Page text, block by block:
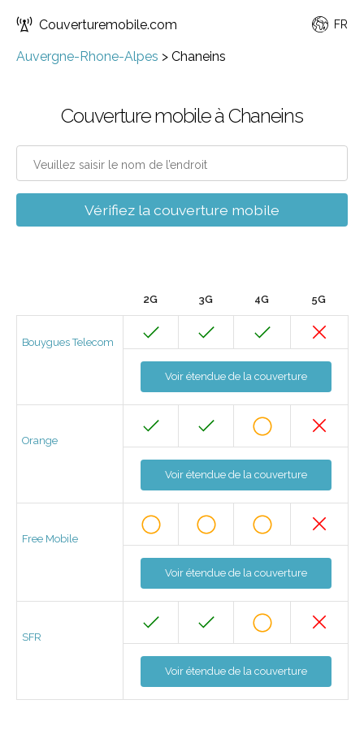
Couverturemobile.com FR
Auvergne-Rhone-Alpes > Chaneins
Couverture mobile à Chaneins
Vérifiez la couverture mobile
2G 3G 4G 5G
Bouygues Telecom
Voir étendue de la couverture
Orange
Voir étendue de la couverture
Free Mobile
Voir étendue de la couverture
SFR
Voir étendue de la couverture